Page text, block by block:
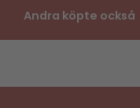
Andra köpte också